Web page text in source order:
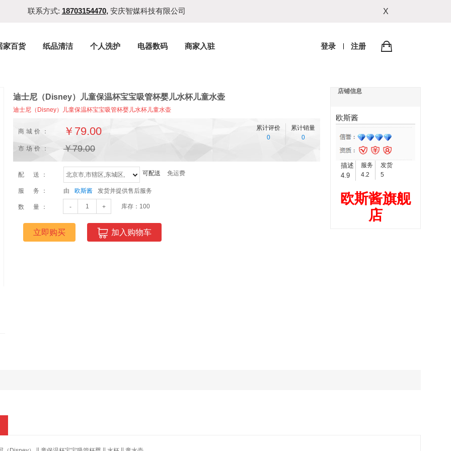
联系方式: 18703154470, 安庆智媒科技有限公司 X
家百货 纸品清洁 个人洗护 电器数码 商家入驻 登录 注册
迪士尼（Disney）儿童保温杯宝宝吸管杯婴儿水杯儿童水壶
迪士尼（Disney）儿童保温杯宝宝吸管杯婴儿水杯儿童水壶
商城价： ￥ 79.00
市场价： ￥79.00
累计评价
0
累计销量
0
配 送： 北京市,市辖区,东城区, 可配送 免运费
服 务： 由 欧斯酱 发货并提供售后服务
数 量： - + 库存： 100
立即购买 加入购物车
店铺信息
欧斯酱
描述
4.9
服务
4.2
发货
5
欧斯酱旗舰
店